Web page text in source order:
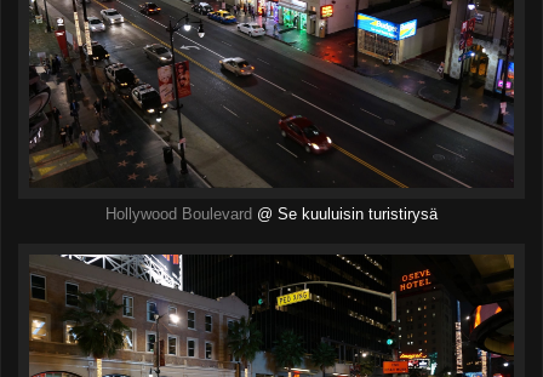
Hollywood Boulevard @ Se kuuluisin turistirysä